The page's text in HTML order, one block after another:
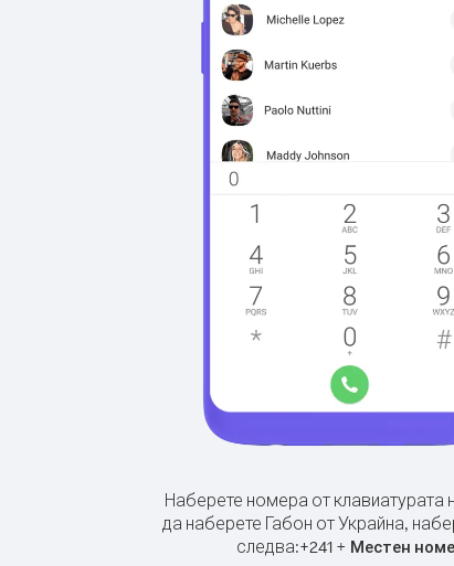
Наберете номера от клавиатурата
да наберете Габон от Украйна,
следва:+241+ Местен